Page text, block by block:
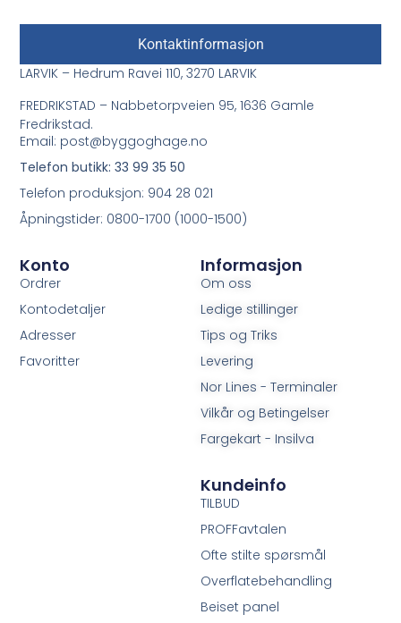
Informasjon
Om oss
Ledige stillinger
Tips og Triks
Levering
Nor Lines - Terminaler
Vilkår og Betingelser
Fargekart - Insilva
Konto
Ordrer
Kontodetaljer
Adresser
Favoritter
Kundeinfo
TILBUD
PROFFavtalen
Ofte stilte spørsmål
Overflatebehandling
Beiset panel
Kontaktinformasjon
LARVIK – Hedrum Ravei 110, 3270 LARVIK
FREDRIKSTAD – Nabbetorpveien 95, 1636 Gamle
Fredrikstad.
Email: post@byggoghage.no
Telefon butikk: 33 99 35 50
Telefon produksjon: 904 28 021
Åpningstider: 0800-1700 (1000-1500)